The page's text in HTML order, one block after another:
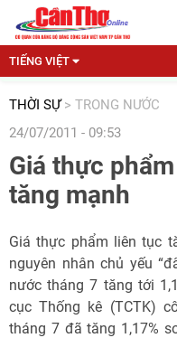
TIẾNG VIỆT
THỜI SỰ > TRONG NƯỚC
24/07/2011 - 09:53
Giá thực
tăng mạnh
Giá thực phẩm liên tục
nguyên nhân chủ yếu
nước tháng 7 tăng tới
cục Thống kê (TCTK)
tháng 7 đã tăng 1,17%